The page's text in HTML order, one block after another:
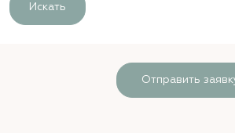
Искать
Отправить